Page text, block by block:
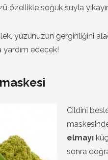
özellikle soğuk suyla
yüzünüzün gerginliğini
yardım edecek!
Cildini
elmayı
sonra